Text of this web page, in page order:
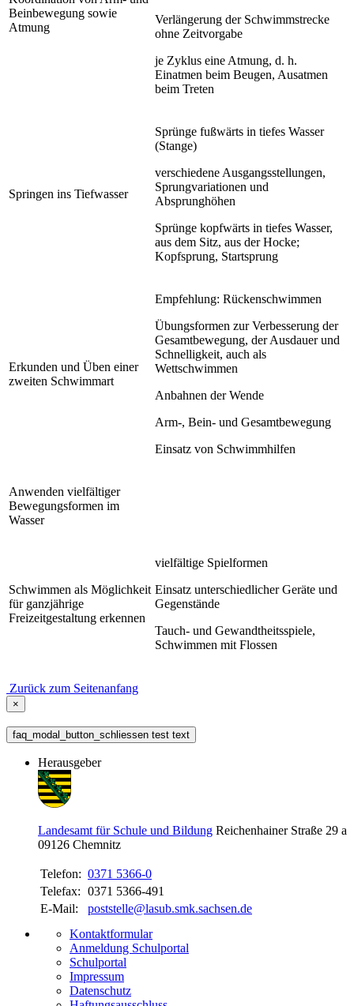
Beinbewegung sowie
Atmung
Verlängerung der Schwimmstrecke
ohne Zeitvorgabe
je Zyklus eine Atmung, d. h.
Einatmen beim Beugen, Ausatmen
beim Treten
Springen ins Tiefwasser
Sprünge fußwärts in tiefes Wasser
(Stange)
verschiedene Ausgangsstellungen,
Sprungvariationen und
Absprunghöhen
Sprünge kopfwärts in tiefes Wasser,
aus dem Sitz, aus der Hocke;
Kopfsprung, Startsprung
Erkunden und Üben einer
zweiten Schwimmart
Empfehlung: Rückenschwimmen
Übungsformen zur Verbesserung der
Gesamtbewegung, der Ausdauer und
Schnelligkeit, auch als
Wettschwimmen
Anbahnen der Wende
Arm-, Bein- und Gesamtbewegung
Einsatz von Schwimmhilfen
Anwenden vielfältiger
Bewegungsformen im
Wasser
Schwimmen als Möglichkeit
für ganzjährige
Freizeitgestaltung erkennen
vielfältige Spielformen
Einsatz unterschiedlicher Geräte und
Gegenstände
Tauch- und Gewandtheitsspiele,
Schwimmen mit Flossen
Zurück zum Seitenanfang
×
faq_modal_button_schliessen test text
Herausgeber
Landesamt für Schule und Bildung Reichenhainer Straße 29 a
09126 Chemnitz
Telefon: 0371 5366-0
Telefax: 0371 5366-491
E-Mail:
poststelle@lasub.smk.sachsen.de
Kontaktformular
Anmeldung Schulportal
Schulportal
Impressum
Datenschutz